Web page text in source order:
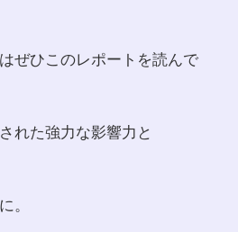
ぜひこのレポートを読んで
れた強力な影響力と
。